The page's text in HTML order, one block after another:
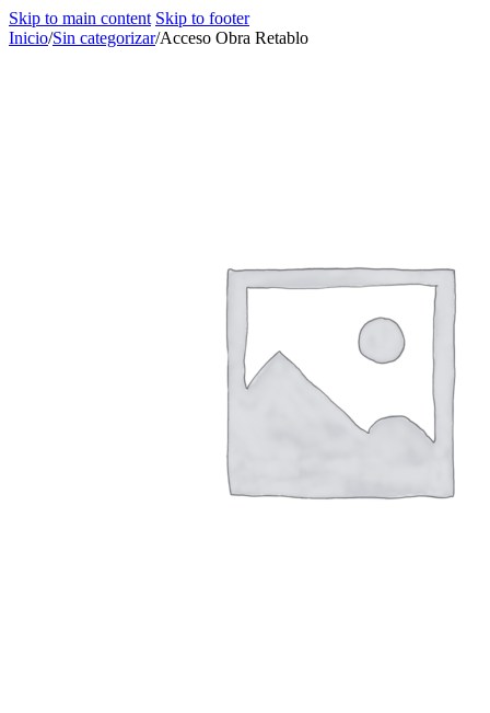
Skip to main content Skip to footer
Inicio/Sin categorizar/Acceso Obra Retablo